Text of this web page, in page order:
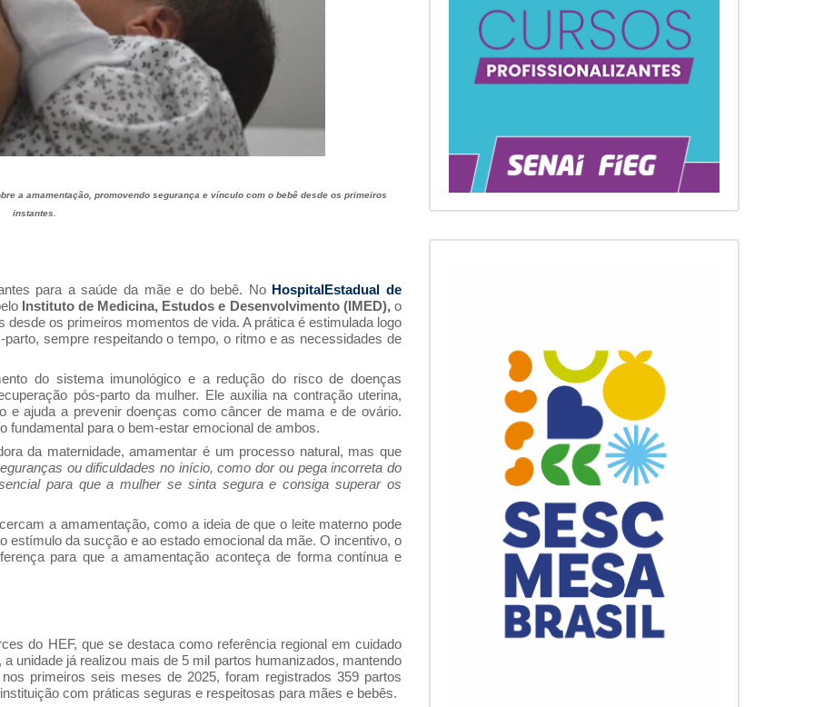
a amamentação, promovendo segurança e vínculo com o bebê desde os primeiros
instantes.
para a saúde da mãe e do bebê. No HospitalEstadual de
Instituto de Medicina, Estudos e Desenvolvimento (IMED), o
os primeiros momentos de vida. A prática é estimulada logo
sempre respeitando o tempo, o ritmo e as necessidades de
do sistema imunológico e a redução do risco de doenças
pós-parto da mulher. Ele auxilia na contração uterina,
e ajuda a prevenir doenças como câncer de mama e de ovário.
fundamental para o bem-estar emocional de ambos.
da maternidade, amamentar é um processo natural, mas que
ou dificuldades no início, como dor ou pega incorreta do
para que a mulher se sinta segura e consiga superar os
a amamentação, como a ideia de que o leite materno pode
estímulo da sucção e ao estado emocional da mãe. O incentivo, o
para que a amamentação aconteça de forma contínua e
do HEF, que se destaca como referência regional em cuidado
unidade já realizou mais de 5 mil partos humanizados, mantendo
primeiros seis meses de 2025, foram registrados 359 partos
com práticas seguras e respeitosas para mães e bebês.